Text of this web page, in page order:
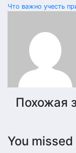
записям
Что важно учесть
Похожая
You missed